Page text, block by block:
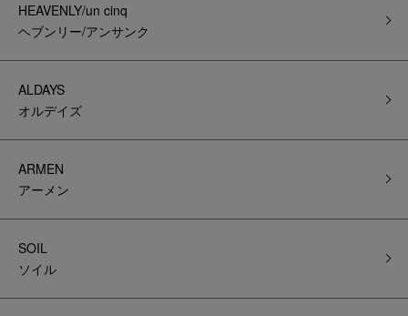
HEAVENLY/un cinq
ヘブンリー/アンサンク
ALDAYS
オルデイズ
ARMEN
アーメン
SOIL
ソイル